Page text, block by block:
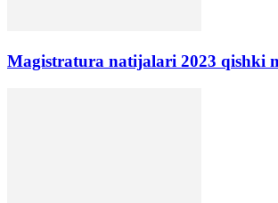
Magistratura natijalari 2023 qishki